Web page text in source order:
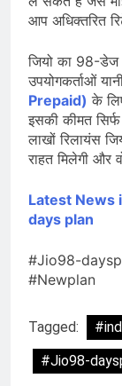
आप अधिक्तरित
जियो का 98-
उपयोगकर्ताओं
Prepaid) के
इसकी कीमत
लाखों रिलायंस
राहत मिलेगी और
Latest News
days plan
#Jio98-
#Newplan
Tagged:
#Jio98-